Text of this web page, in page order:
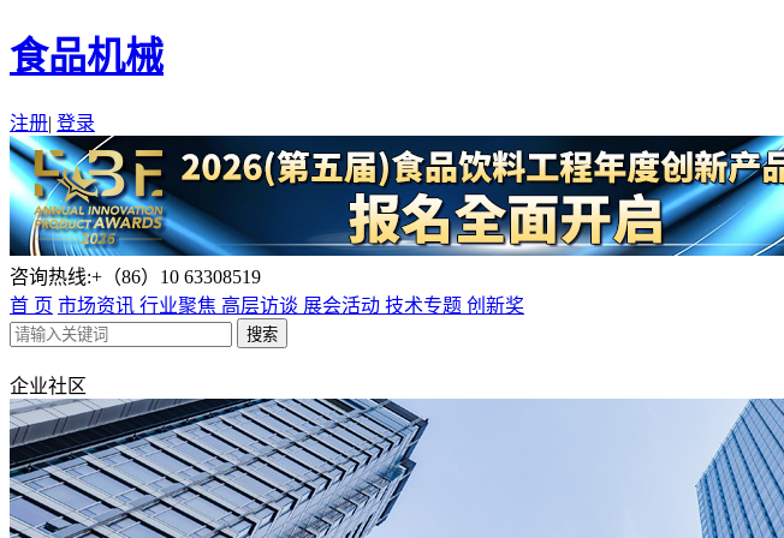
食品机械
注册| 登录
咨询热线:+（86）10 63308519
首 页 市场资讯 行业聚焦 高层访谈 展会活动 技术专题 创新奖
企业社区